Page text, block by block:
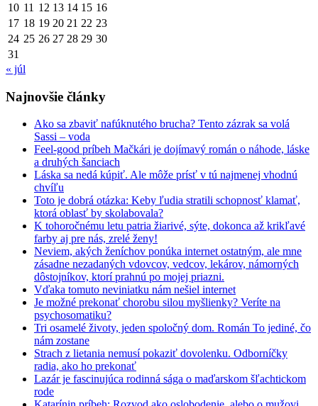
10 11 12 13 14 15 16
17 18 19 20 21 22 23
24 25 26 27 28 29 30
31
« júl
Najnovšie články
Ako sa zbaviť nafúknutého brucha? Tento zázrak sa volá
Sassi – voda
Feel-good príbeh Mačkári je dojímavý román o náhode, láske
a druhých šanciach
Láska sa nedá kúpiť. Ale môže prísť v tú najmenej vhodnú
chvíľu
Toto je dobrá otázka: Keby ľudia stratili schopnosť klamať,
ktorá oblasť by skolabovala?
K tohoročnému letu patria žiarivé, sýte, dokonca až krikľavé
farby aj pre nás, zrelé ženy!
Neviem, akých ženíchov ponúka internet ostatným, ale mne
zásadne nezadaných vdovcov, vedcov, lekárov, námorných
dôstojníkov, ktorí prahnú po mojej priazni.
Vďaka tomuto neviniatku nám nešiel internet
Je možné prekonať chorobu silou myšlienky? Veríte na
psychosomatiku?
Tri osamelé životy, jeden spoločný dom. Román To jediné, čo
nám zostane
Strach z lietania nemusí pokaziť dovolenku. Odborníčky
radia, ako ho prekonať
Lazár je fascinujúca rodinná sága o maďarskom šľachtickom
rode